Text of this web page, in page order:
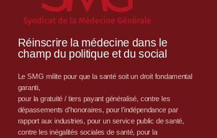
Réinscrire la médecine dans le
champ du politique et du social
Le SMG milite pour que la santé soit un droit fondamental
garanti,
pour la gratuité / tiers payant généralisé, contre les
dépassements d’honoraires, pour l’indépendance par
rapport aux industries, pour un service public de santé,
contre les inégalités sociales de santé, pour la